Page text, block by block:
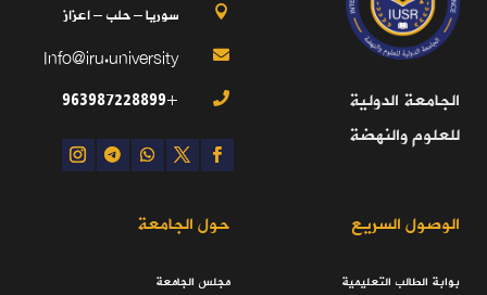
الجامعة الدولية
للعلوم والنهضة
 سوريا – حلب – اعزاز

Info@iru.university

+963987228899
الوصول السريع
بوابة الطالب التعليمية
حول الجامعة
مجلس الجامعة